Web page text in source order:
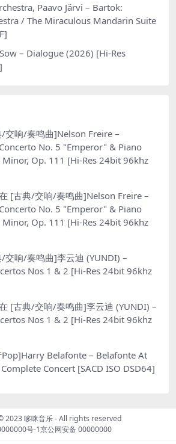
Paavo Järvi – Bartok:
/ The Miraculous Mandarin Suite
– Dialogue (2026) [Hi-Res
/交响/奏鸣曲]Nelson Freire –
No. 5 "Emperor" & Piano
Minor, Op. 111 [Hi-Res 24bit 96khz
[古典/交响/奏鸣曲]Nelson Freire –
No. 5 "Emperor" & Piano
Minor, Op. 111 [Hi-Res 24bit 96khz
交响/奏鸣曲]李云迪 (YUNDI) –
Nos 1 & 2 [Hi-Res 24bit 96khz
[古典/交响/奏鸣曲]李云迪 (YUNDI) –
Nos 1 & 2 [Hi-Res 24bit 96khz
Pop]Harry Belafonte – Belafonte At
Concert [SACD ISO DSD64]
2023哆咪音乐- All rights reserved
号-1京公网安备 00000000